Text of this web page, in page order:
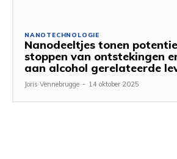
NANOTECHNOLOGIE
Nanodeeltjes tonen
stoppen van ontstekingen
aan alcohol gerelateerde
Joris Vennebrugge - 14 oktober 2025